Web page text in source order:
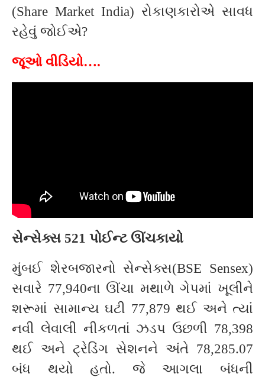
(Share Market India) રોકાણકારોએ સાવધ
રહેવું જોઈએ?
જૂઓ વીડિયો….
સેન્સેક્સ 521 પોઈન્ટ ઊંચકાયો
મુંબઈ શેરબજારનો સેન્સેક્સ(BSE Sensex)
સવારે 77,940ના ઊંચા મથાળે ગેપમાં ખૂલીને
શરૂમાં સામાન્ય ઘટી 77,879 થઈ અને ત્યાં
નવી લેવાલી નીકળતાં ઝડપ ઉછળી 78,398
થઈ અને ટ્રેડિંગ સેશનને અંતે 78,285.07
બંધ થયો હતો. જે આગલા બંધની